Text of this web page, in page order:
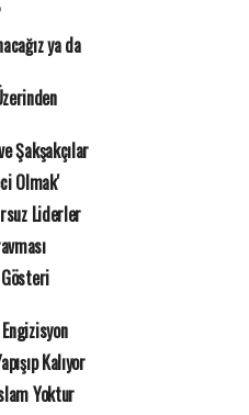
ya da
Şakşakçılar
Olmak'
Liderler
Kalıyor
Yoktur